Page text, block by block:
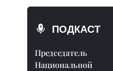
ПОДКАСТ
Председатель
Национальной